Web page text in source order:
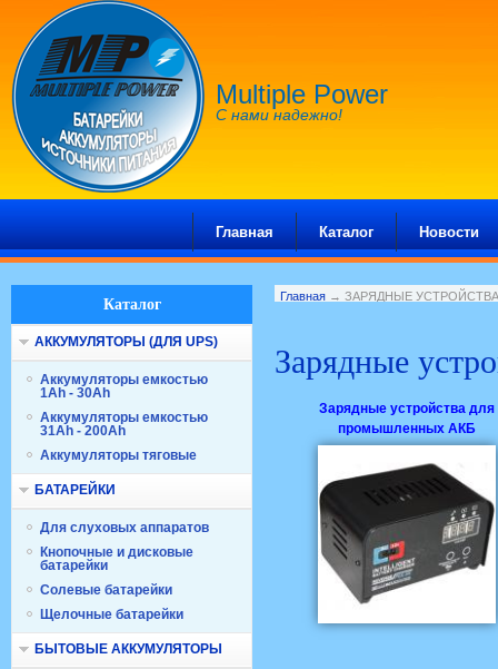
Multiple Power
С нами надежно!
Главная Каталог Новости
Каталог
АККУМУЛЯТОРЫ (ДЛЯ UPS)
Аккумуляторы емкостью
1Ah - 30Ah
Аккумуляторы емкостью
31Ah - 200Ah
Аккумуляторы тяговые
БАТАРЕЙКИ
Для слуховых аппаратов
Кнопочные и дисковые
батарейки
Солевые батарейки
Щелочные батарейки
БЫТОВЫЕ АККУМУЛЯТОРЫ
Главная → ЗАРЯДНЫЕ УСТРОЙСТВА
Зарядные
Зарядные устройства для
промышленных АКБ